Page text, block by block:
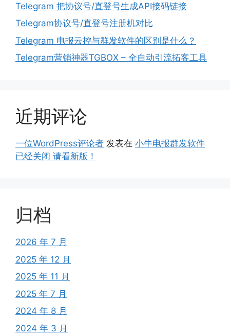
Telegram 把协议号/直登号生成API接码链接
Telegram协议号/直登号注册机对比
Telegram 电报云控与群发软件的区别是什么？
Telegram营销神器TGBOX – 全自动引流拓客工具
近期评论
一位WordPress评论者 发表在 小牛电报群发软件
已经关闭 请看新版！
归档
2026 年 7 月
2025 年 12 月
2025 年 11 月
2025 年 7 月
2024 年 8 月
2024 年 3 月